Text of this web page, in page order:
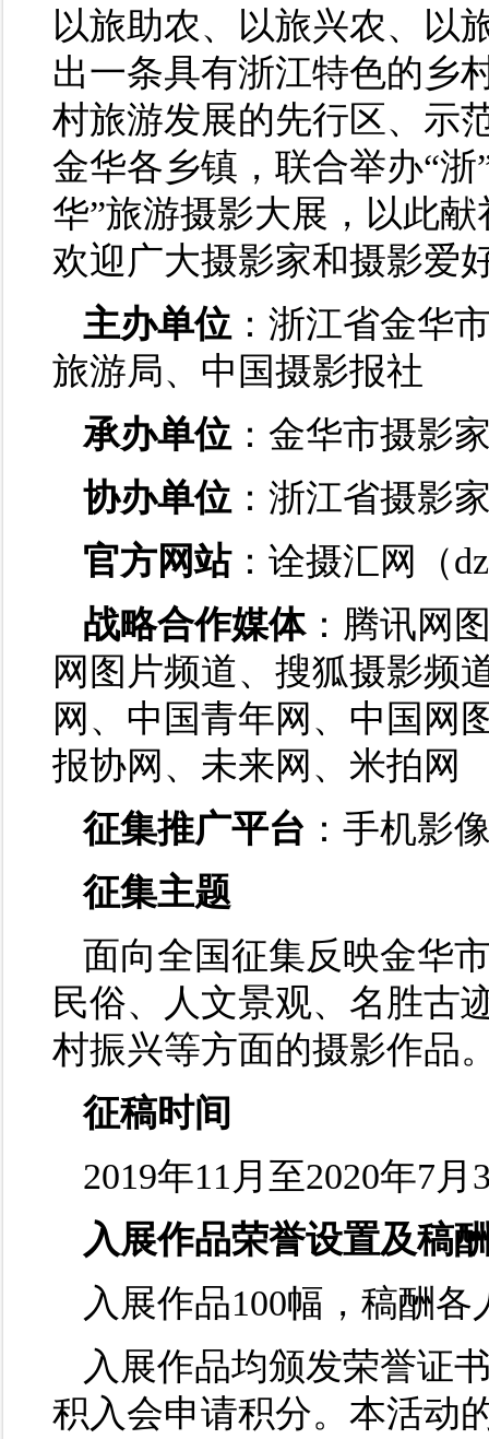
以旅助农、以旅兴农、以
出一条具有浙江特色的乡
村旅游发展的先行区、示
金华各乡镇，联合举办“
华”旅游摄影大展，以此
欢迎广大摄影家和摄影爱
主办单位 ：浙江省金华
旅游局、中国摄影报社
承办单位 ：金华市摄影
协办单位 ：浙江省摄影
官方网站：诠摄汇网（
战略合作媒体：腾讯网
网图片频道、搜狐摄影频
网、中国青年网、中国网
报协网、未来网、米拍网
征集推广平台 ：手机影
征集主题
面向全国征集反映金华
民俗、人文景观、名胜古
村振兴等方面的摄影作品
征稿时间
2019年11月至2020年7月
入展作品荣誉设置及稿
入展作品100幅，稿酬各
入展作品均颁发荣誉证
积入会申请积分。本活动